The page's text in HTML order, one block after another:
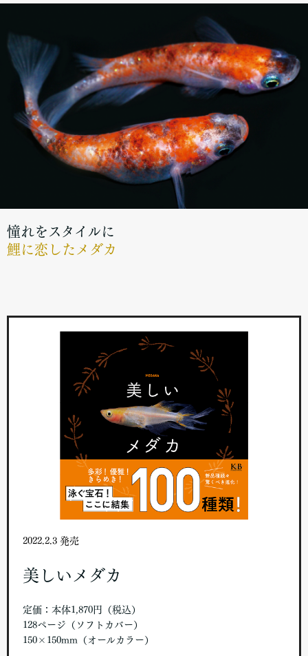
憧れをスタイルに
鯉に恋したメダカ
2022.2.3 発売
美しいメダカ
定価：本体1,870円（税込）
128ページ（ソフトカバー）
150×150mm（オールカラー）